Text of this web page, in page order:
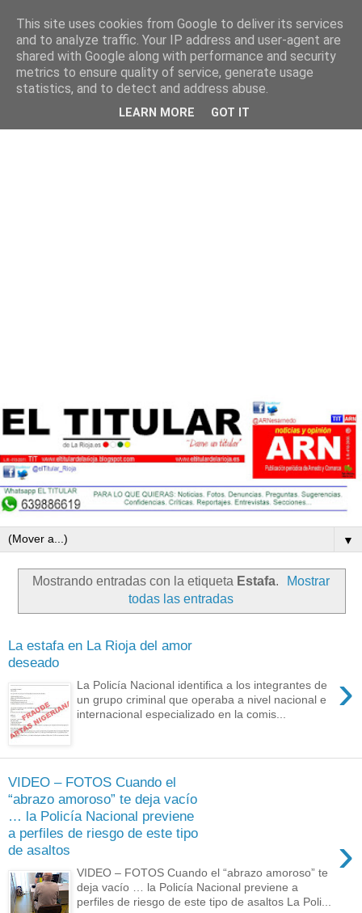
▼
Mostrando entradas con la etiqueta Estafa.
Mostrar
todas las entradas
La estafa en La Rioja del amor
deseado
›
La Policía Nacional identifica a los integrantes de
un grupo criminal que operaba a nivel nacional e
internacional especializado en la comis...
VIDEO – FOTOS Cuando el
“abrazo amoroso” te deja vacío
… la Policía Nacional previene
a perfiles de riesgo de este tipo
de asaltos
›
VIDEO – FOTOS Cuando el “abrazo amoroso” te
deja vacío … la Policía Nacional previene a
perfiles de riesgo de este tipo de asaltos La Poli...
This site uses cookies from Google to deliver its services
and to analyze traffic. Your IP address and user-agent are
shared with Google along with performance and security
metrics to ensure quality of service, generate usage
statistics, and to detect and address abuse.
LEARN MORE GOT IT